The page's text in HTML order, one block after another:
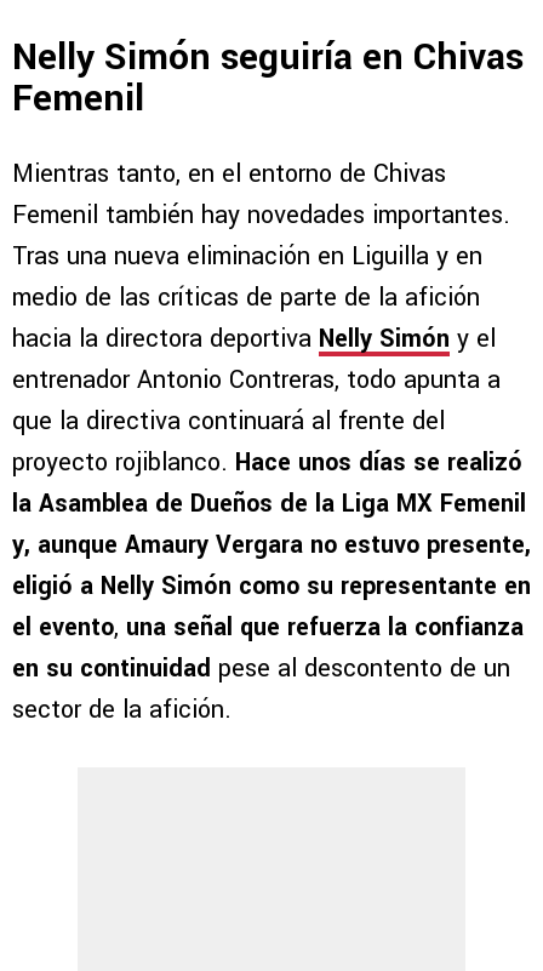
Nelly Simón seguiría en Chivas
Femenil
Mientras tanto, en el entorno de Chivas
Femenil también hay novedades importantes.
Tras una nueva eliminación en Liguilla y en
medio de las críticas de parte de la afición
hacia la directora deportiva Nelly Simón y el
entrenador Antonio Contreras, todo apunta a
que la directiva continuará al frente del
proyecto rojiblanco. Hace unos días se realizó
la Asamblea de Dueños de la Liga MX Femenil
y, aunque Amaury Vergara no estuvo presente,
eligió a Nelly Simón como su representante en
el evento, una señal que refuerza la confianza
en su continuidad pese al descontento de un
sector de la afición.